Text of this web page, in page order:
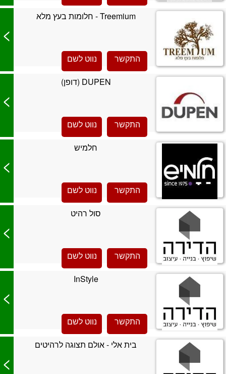
Treemium - חלומות בעץ מלא
התקשר נווט לשם
>
DUPEN (דופן)
התקשר נווט לשם
>
חלמיש
התקשר נווט לשם
>
סול רהיט
התקשר נווט לשם
>
InStyle
התקשר נווט לשם
>
בית אלי - אולם תצוגה לרהיטים
>